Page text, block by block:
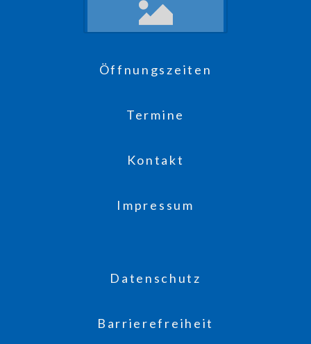
Öffnungszeiten
Termine
Kontakt
Impressum
Datenschutz
Barrierefreiheit